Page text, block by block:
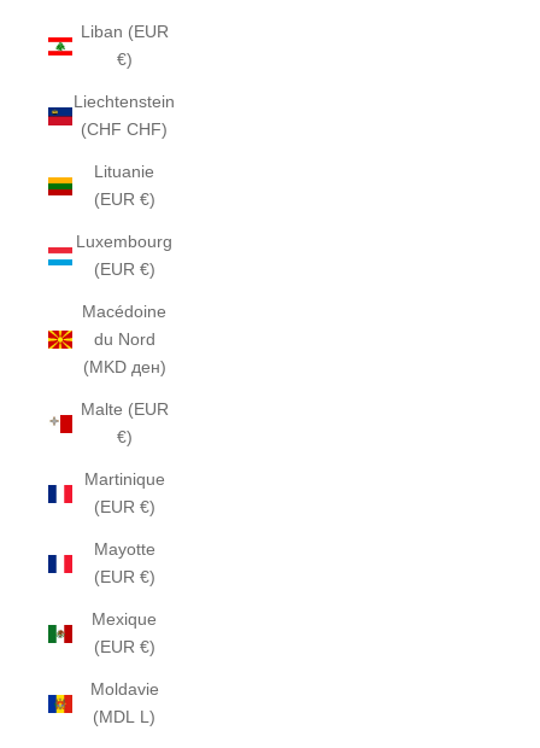
Liban (EUR
€)
Liechtenstein
(CHF CHF)
Lituanie
(EUR €)
Luxembourg
(EUR €)
Macédoine
du Nord
(MKD ден)
Malte (EUR
€)
Martinique
(EUR €)
Mayotte
(EUR €)
Mexique
(EUR €)
Moldavie
(MDL L)